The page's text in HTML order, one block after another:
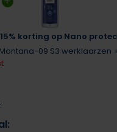
korting op Nano
09 S3 werklaarzen